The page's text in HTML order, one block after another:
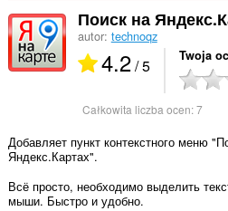
Поиск на
autor: technoqz
4.2/ 5 Twoja
Całkowita liczba ocen:7
Добавляет пункт контекстного меню
Яндекс.Картах".
Всё просто, необходимо выделить
мыши. Быстро и удобно.